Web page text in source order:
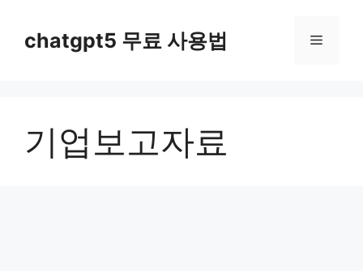
chatgpt5 무료 사용법 메
기업보고자료